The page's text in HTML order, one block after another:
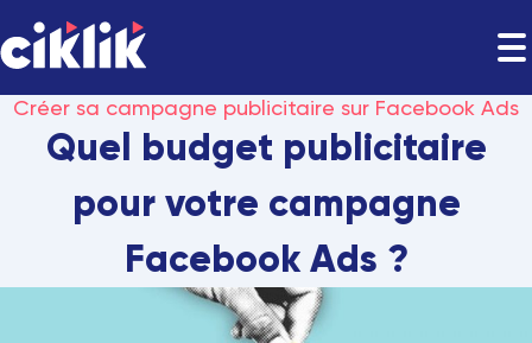
Créer sa campagne publicitaire sur Facebook Ads
Quel budget publicitaire
pour votre campagne
Facebook Ads ?